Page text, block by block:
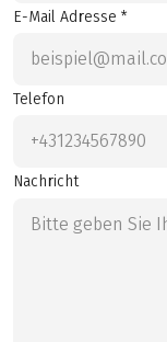
E-Mail Adresse *
Telefon
Nachricht